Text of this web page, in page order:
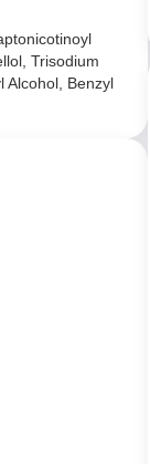
Trisodium
Alcohol, Benzyl